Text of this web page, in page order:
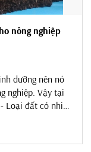
nông nghiệp
dưỡng nên nó
nghiệp. Vậy tại
Loại đất có nhiều
tìm hiểu ngay
của phù sa